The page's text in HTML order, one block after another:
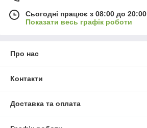
Сьогодні працює з 08:00 до 20:00
Показати весь графік роботи
Про нас
Контакти
Доставка та оплата